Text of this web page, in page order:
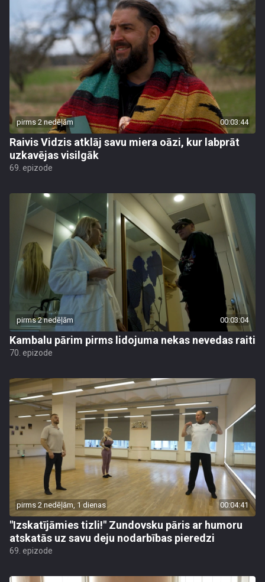
pirms 2 nedēļām 00:03:44
Raivis Vidzis atklāj savu miera oāzi, kur labprāt
uzkavējas visilgāk
69. epizode
pirms 2 nedēļām 00:03:04
Kambalu pārim pirms lidojuma nekas nevedas raiti
70. epizode
pirms 2 nedēļām, 1 dienas 00:04:41
"Izskatījāmies tizli!" Zundovsku pāris ar humoru
atskatās uz savu deju nodarbības pieredzi
69. epizode